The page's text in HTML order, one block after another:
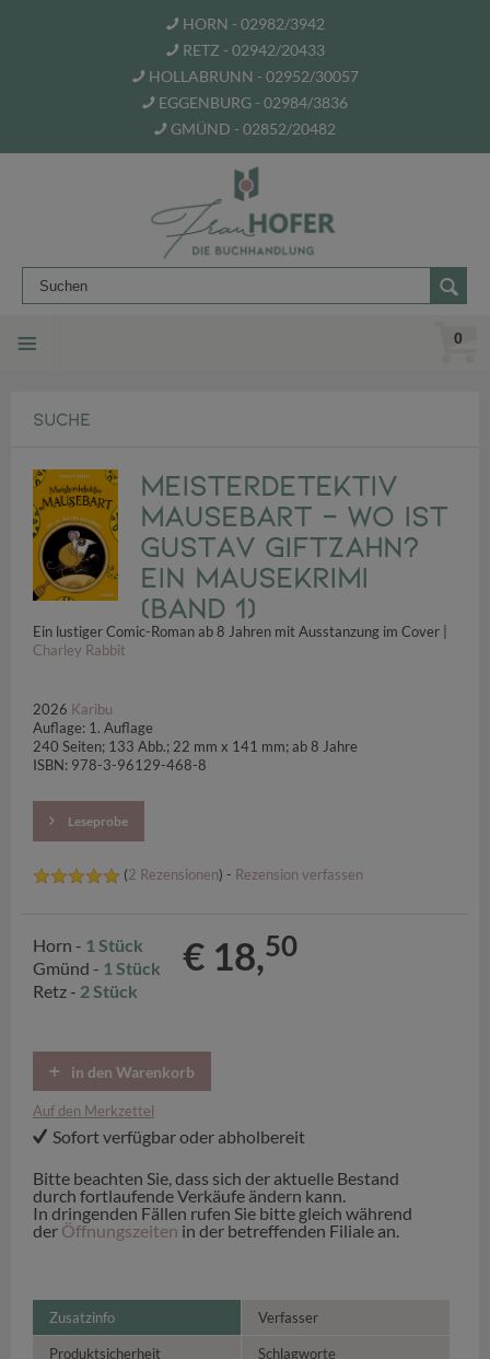
HORN - 02982/3942
RETZ - 02942/20433
HOLLABRUNN - 02952/30057
EGGENBURG - 02984/3836
GMÜND - 02852/20482
0
SUCHE
Meisterdetektiv
Mausebart - Wo ist
Gustav Giftzahn?
Ein Mäusekrimi
(Band 1)
Ein lustiger Comic-Roman ab 8 Jahren mit Ausstanzung im Cover |
Charley Rabbit
2026 Karibu
Auflage: 1. Auflage
240 Seiten; 133 Abb.; 22 mm x 141 mm; ab 8 Jahre
ISBN: 978-3-96129-468-8
Leseprobe
(2 Rezensionen) - Rezension verfassen
Horn - 1 Stück
Gmünd - 1 Stück
Retz - 2 Stück
€ 18,50
in den Warenkorb
Auf den Merkzettel
Sofort verfügbar oder abholbereit
Bitte beachten Sie, dass sich der aktuelle Bestand
durch fortlaufende Verkäufe ändern kann.
In dringenden Fällen rufen Sie bitte gleich während
der Öffnungszeiten in der betreffenden Filiale an.
Zusatzinfo Verfasser
Produktsicherheit Schlagworte